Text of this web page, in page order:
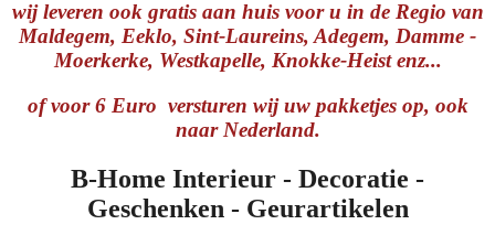
wij leveren ook gratis aan huis voor u in de Regio van
Maldegem, Eeklo, Sint-Laureins, Adegem, Damme -
Moerkerke, Westkapelle, Knokke-Heist enz...
of voor 6 Euro versturen wij uw pakketjes op, ook
naar Nederland.
B-Home Interieur - Decoratie -
Geschenken - Geurartikelen